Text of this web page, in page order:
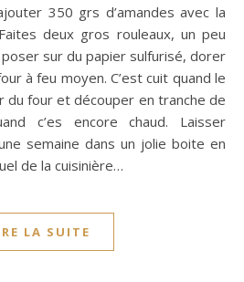
350 grs d’amandes avec la
deux gros rouleaux, un peu
sur du papier sulfurisé, dorer
à feu moyen. C’est cuit quand le
du four et découper en tranche de
c’es encore chaud. Laisser
semaine dans un jolie boite en
de la cuisinière…
LA SUITE